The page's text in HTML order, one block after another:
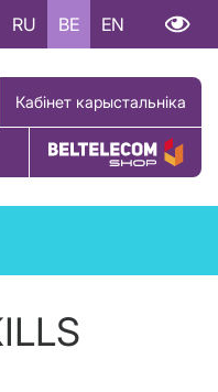
RU BE EN
Кабінет карыстальніка
Купіць тавар